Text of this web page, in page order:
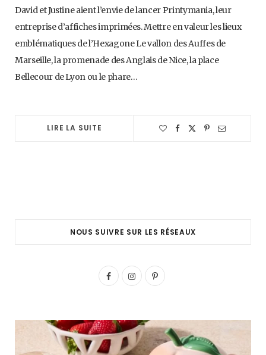
David et Justine aient l’envie de lancer Printymania, leur
entreprise d’affiches imprimées. Mettre en valeur les lieux
emblématiques de l’Hexagone Le vallon des Auffes de
Marseille, la promenade des Anglais de Nice, la place
Bellecour de Lyon ou le phare…
LIRE LA SUITE
NOUS SUIVRE SUR LES RÉSEAUX
F
e
I
t
P
t